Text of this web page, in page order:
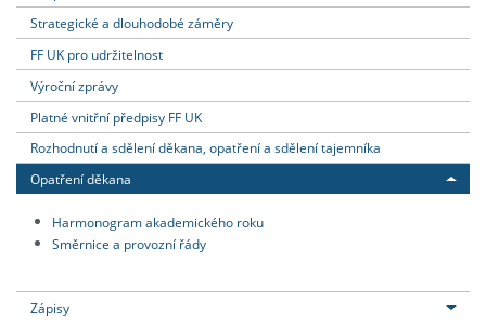
Strategické a dlouhodobé záměry
FF UK pro udržitelnost
Výroční zprávy
Platné vnitřní předpisy FF UK
Rozhodnutí a sdělení děkana, opatření a sdělení tajemníka
Opatření děkana
Harmonogram akademického roku
Směrnice a provozní řády
Zápisy